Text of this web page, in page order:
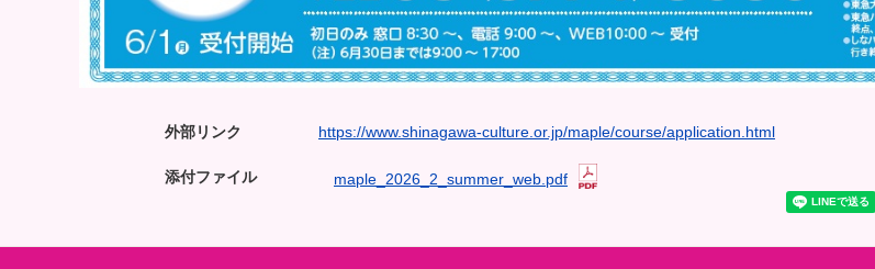
外部リンク https://www.shinagawa-culture.or.jp/maple/course/application.html
添付ファイル maple_2026_2_summer_web.pdf